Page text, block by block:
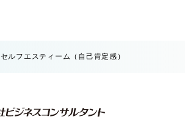
セルフエスティーム（自己肯定感）